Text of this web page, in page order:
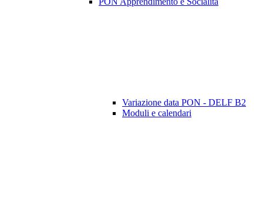
Variazione data PON - DELF B2
Moduli e calendari